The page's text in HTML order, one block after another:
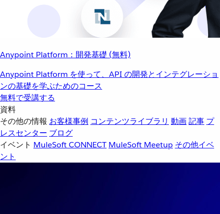
Anypoint Platform：開発基礎 (無料)
Anypoint Platform を使って、API の開発とインテグレーショ
ンの基礎を学ぶためのコース
無料で受講する
資料
その他の情報 お客様事例 コンテンツライブラリ 動画記事 プ
レスセンター ブログ
イベント MuleSoft CONNECT MuleSoft Meetup その他イベ
ント